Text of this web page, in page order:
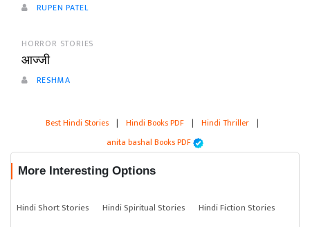
RUPEN PATEL
HORROR STORIES
आज्जी
RESHMA
Best Hindi Stories | Hindi Books PDF | Hindi Thriller |
anita bashal Books PDF
More Interesting Options
Hindi Short Stories Hindi Spiritual Stories
Hindi Fiction Stories